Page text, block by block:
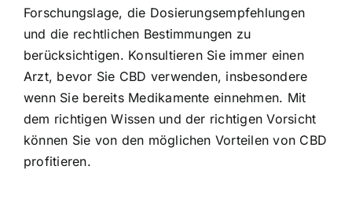
Forschungslage, die Dosierungsempfehlungen
und die rechtlichen Bestimmungen zu
berücksichtigen. Konsultieren Sie immer einen
Arzt, bevor Sie CBD verwenden, insbesondere
wenn Sie bereits Medikamente einnehmen. Mit
dem richtigen Wissen und der richtigen Vorsicht
können Sie von den möglichen Vorteilen von CBD
profitieren.